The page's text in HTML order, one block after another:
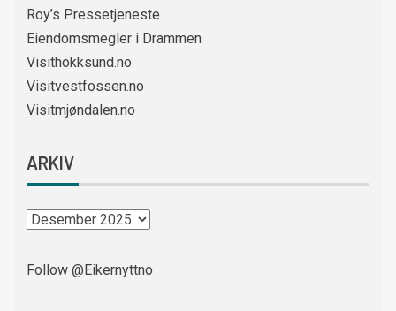
Roy’s Pressetjeneste
Eiendomsmegler i Drammen
Visithokksund.no
Visitvestfossen.no
Visitmjøndalen.no
ARKIV
Follow @Eikernyttno